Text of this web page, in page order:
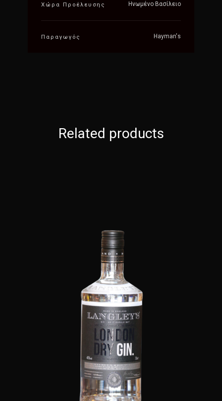
Χώρα Προέλευσης Ηνωμένο Βασίλειο
Παραγωγός Hayman's
Related products